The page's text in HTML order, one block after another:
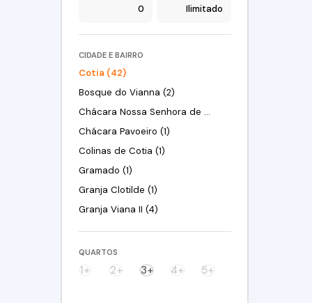
CIDADE E BAIRRO
Cotia (42)
Bosque do Vianna (2)
Chácara Nossa Senhora de Fátima Taboleiro Verde (1)
Chácara Pavoeiro (1)
Colinas de Cotia (1)
Gramado (1)
Granja Clotilde (1)
Granja Viana II (4)
Jardim Barro Branco (2)
Jardim Caiapiá (4)
Jardim da Glória (5)
QUARTOS
1+ 2+ 3+ 4+ 5+